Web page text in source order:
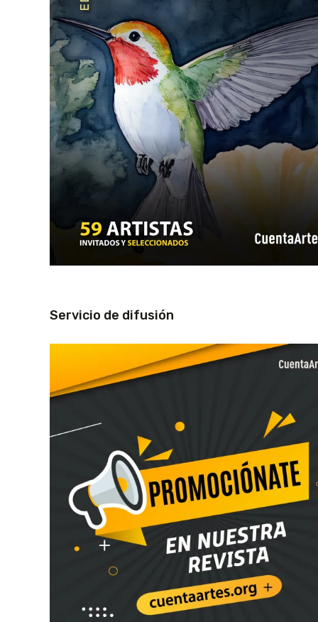
Servicio de difusión